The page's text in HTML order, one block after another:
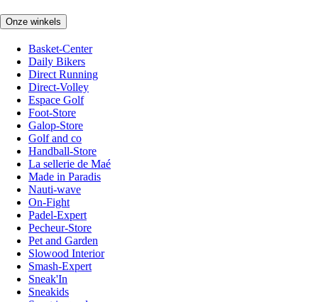
Onze winkels
Basket-Center
Daily Bikers
Direct Running
Direct-Volley
Espace Golf
Foot-Store
Galop-Store
Golf and co
Handball-Store
La sellerie de Maé
Made in Paradis
Nauti-wave
On-Fight
Padel-Expert
Pecheur-Store
Pet and Garden
Slowood Interior
Smash-Expert
Sneak'In
Sneakids